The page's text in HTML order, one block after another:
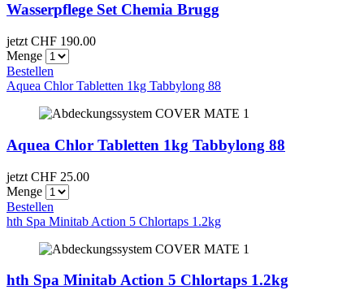
Wasserpflege Set Chemia Brugg
jetzt CHF 190.00
Menge
Bestellen
Aquea Chlor Tabletten 1kg Tabbylong 88
Aquea Chlor Tabletten 1kg Tabbylong 88
jetzt CHF 25.00
Menge
Bestellen
hth Spa Minitab Action 5 Chlortaps 1.2kg
hth Spa Minitab Action 5 Chlortaps 1.2kg